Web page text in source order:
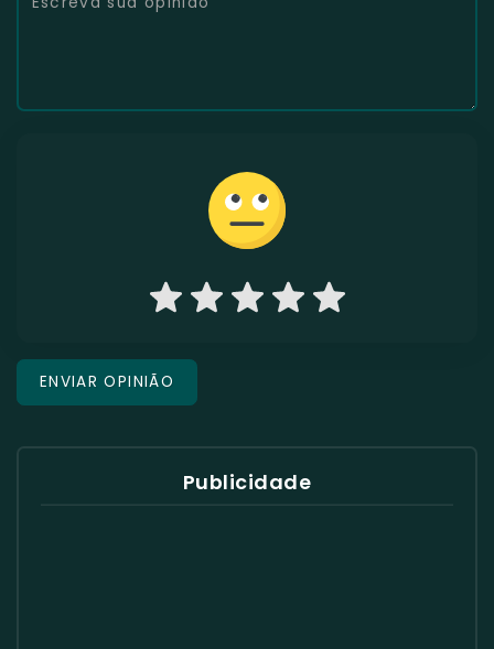
Publicidade